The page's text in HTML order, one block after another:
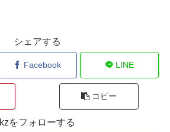
シェアする
Facebook LINE
コピー
kzをフォローする